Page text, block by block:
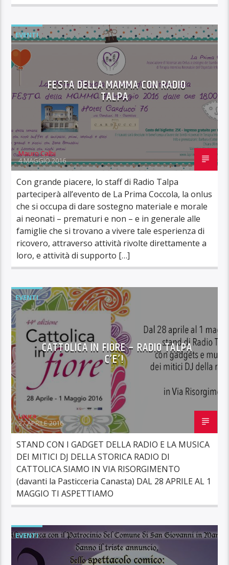
EVENTI
FESTA DELLA MAMMA CON RADIO
TALPA
Mauro Calbi
4 MAGGIO 2016
Con grande piacere, lo staff di Radio Talpa
parteciperà all’evento de La Prima Coccola, la onlus
che si occupa di dare sostegno materiale e morale
ai neonati – prematuri e non – e in generale alle
famiglie che si trovano a vivere tale esperienza di
ricovero, attraverso attività rivolte direttamente a
loro, e attività di supporto […]
EVENTI
CATTOLICA IN FIORE – RADIO TALPA
C’E’!
Laura
27 APRILE 2016
STAND CON I GADGET DELLA RADIO E LA MUSICA
DEI MITICI DJ DELLA STORICA RADIO DI
CATTOLICA SIAMO IN VIA RISORGIMENTO
(davanti la Pasticceria Canasta) DAL 28 APRILE AL 1
MAGGIO TI ASPETTIAMO
EVENTI